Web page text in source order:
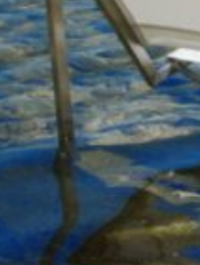
Para Exteriores